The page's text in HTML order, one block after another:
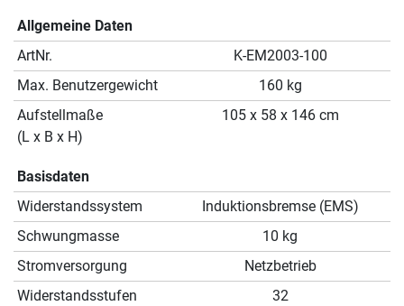
Allgemeine Daten
ArtNr.
K-EM2003-100
Max. Benutzergewicht
160 kg
Aufstellmaße
(L x B x H)
105 x 58 x 146 cm
Basisdaten
Widerstandssystem
Induktionsbremse (EMS)
Schwungmasse
10 kg
Stromversorgung
Netzbetrieb
Widerstandsstufen
32